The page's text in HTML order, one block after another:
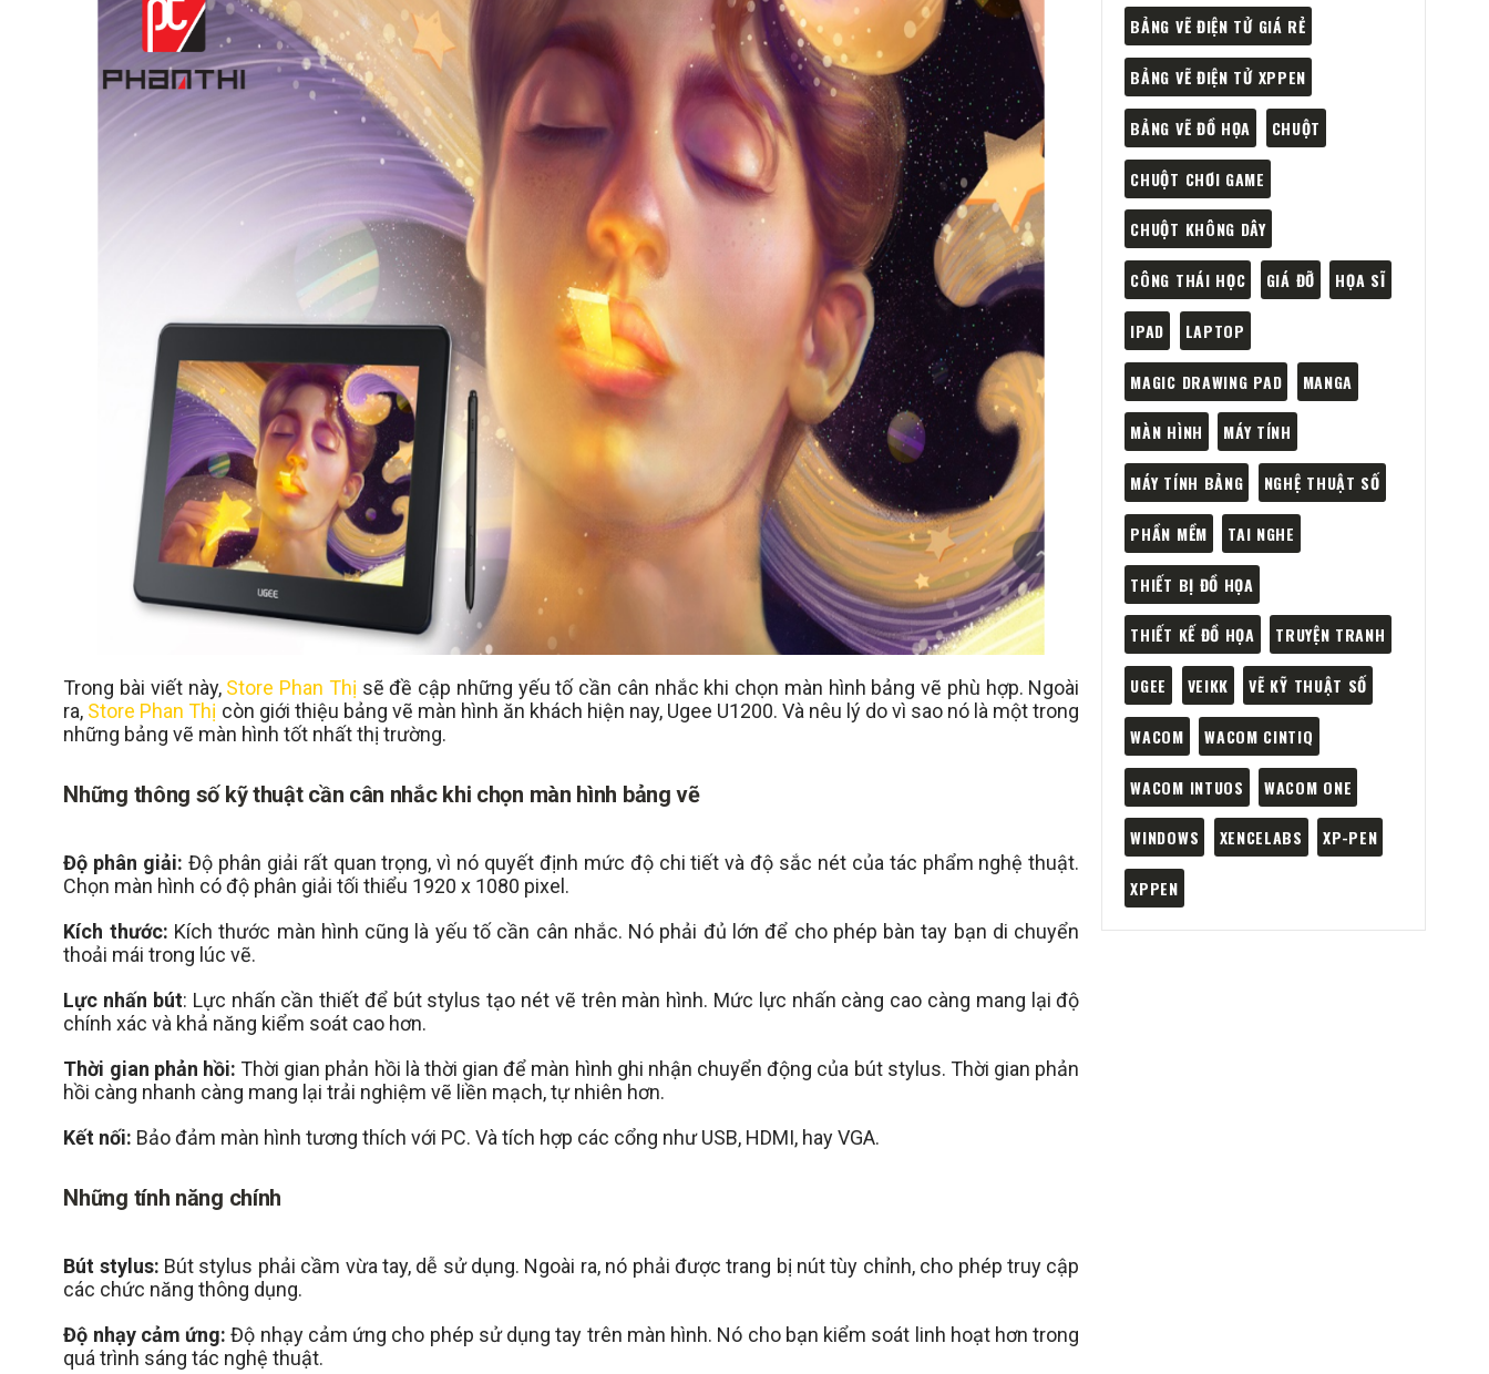
Trong bài viết này, Store Phan Thị sẽ đề cập những yếu tố cần cân nhắc khi chọn màn hình bảng vẽ phù hợp. Ngoài
ra, Store Phan Thị còn giới thiệu bảng vẽ màn hình ăn khách hiện nay, Ugee U1200. Và nêu lý do vì sao nó là một trong
những bảng vẽ màn hình tốt nhất thị trường.
Những thông số kỹ thuật cần cân nhắc khi chọn màn hình bảng vẽ
Độ phân giải:Độ phân giải rất quan trọng, vì nó quyết định mức độ chi tiết và độ sắc nét của tác phẩm nghệ thuật.
Chọn màn hình có độ phân giải tối thiểu 1920 x 1080 pixel.
Kích thước: Kích thước màn hình cũng là yếu tố cần cân nhắc. Nó phải đủ lớn để cho phép bàn tay bạn di chuyển
thoải mái trong lúc vẽ.
Lực nhấn bút: Lực nhấn cần thiết để bút stylus tạo nét vẽ trên màn hình. Mức lực nhấn càng cao càng mang lại độ
chính xác và khả năng kiểm soát cao hơn.
Thời gian phản hồi:Thời gian phản hồi là thời gian để màn hình ghi nhận chuyển động của bút stylus. Thời gian phản
hồi càng nhanh càng mang lại trải nghiệm vẽ liền mạch, tự nhiên hơn.
Kết nối: Bảo đảm màn hình tương thích với PC. Và tích hợp các cổng như USB, HDMI, hay VGA.
Những tính năng chính
Bút stylus: Bút stylus phải cầm vừa tay, dễ sử dụng. Ngoài ra, nó phải được trang bị nút tùy chỉnh, cho phép truy cập
các chức năng thông dụng.
Độ nhạy cảm ứng:Độ nhạy cảm ứng cho phép sử dụng tay trên màn hình. Nó cho bạn kiểm soát linh hoạt hơn trong
quá trình sáng tác nghệ thuật.
BẢNG VẼ ĐIỆN TỬ GIÁ RẺ
BẢNG VẼ ĐIỆN TỬ XPPEN
BẢNG VẼ ĐỒ HỌA CHUỘT
CHUỘT CHƠI GAME
CHUỘT KHÔNG DÂY
CÔNG THÁI HỌC GIÁ ĐỠ HỌA SĨ
IPAD LAPTOP
MAGIC DRAWING PAD MANGA
MÀN HÌNH MÁY TÍNH
MÁY TÍNH BẢNG NGHỆ THUẬT SỐ
PHẦN MỀM TAI NGHE
THIẾT BỊ ĐỒ HỌA
THIẾT KẾ ĐỒ HỌA TRUYỆN TRANH
UGEE VEIKK VẼ KỸ THUẬT SỐ
WACOM WACOM CINTIQ
WACOM INTUOS WACOM ONE
WINDOWS XENCELABS XP-PEN
XPPEN